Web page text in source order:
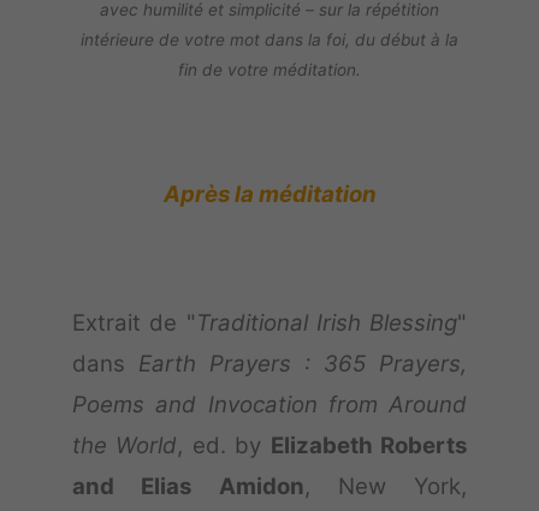
avec humilité et simplicité – sur la répétition
intérieure de votre mot dans la foi, du début à la
fin de votre méditation.
Après la méditation
Extrait de "Traditional Irish Blessing"
dans Earth Prayers : 365 Prayers,
Poems and Invocation from Around
the World, ed. by Elizabeth Roberts
and Elias Amidon, New York,